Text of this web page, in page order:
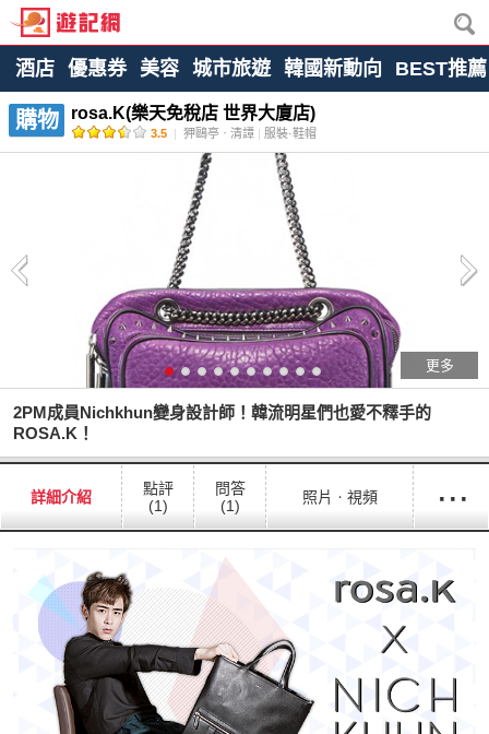
酒店 優惠券 美容 城市旅遊 韓國新動向 BEST推薦
購物 rosa.K(樂天免稅店 世界大廈店)
3.5 | 狎鷗亭ㆍ清譚 | 服裝·鞋帽
更多
2PM成員Nichkhun變身設計師！韓流明星們也愛不釋手的
ROSA.K！
詳細介紹
點評
(1)
問答
(1)
照片ㆍ視頻 ···